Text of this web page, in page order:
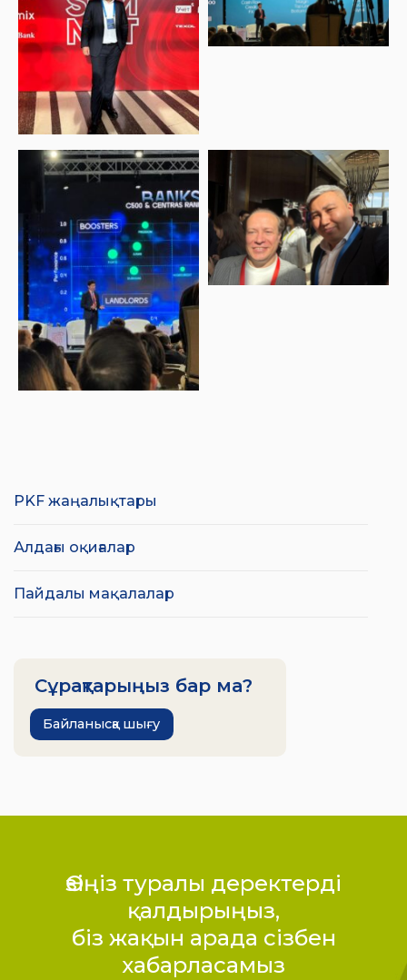
PKF жаңалықтары
Алдағы оқиғалар
Пайдалы мақалалар
Сұрақтарыңыз бар ма?
Байланысқа шығу
Өзіңіз туралы деректерді
қалдырыңыз,
біз жақын арада сізбен
хабарласамыз